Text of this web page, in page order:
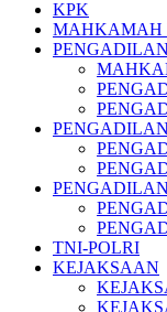
KPK
MAHKAMAH
TNI-POLRI
KEJAKSAAN